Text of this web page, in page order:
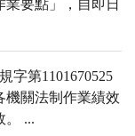
要點」，自即日
字第1101670525
機關法制作業績效
。 ...